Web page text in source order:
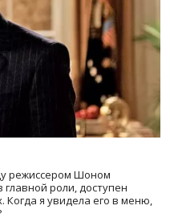
режиссером Шоном
роли, доступен
Когда я увидела его в меню,